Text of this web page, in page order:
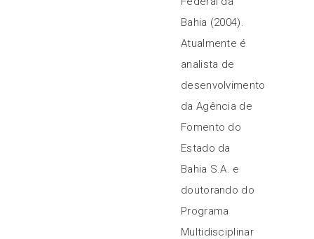
Bahia (2004).
Atualmente é
analista de
desenvolvimento
da Agência de
Fomento do
Estado da
Bahia S.A. e
doutorando do
Programa
Multidisciplinar